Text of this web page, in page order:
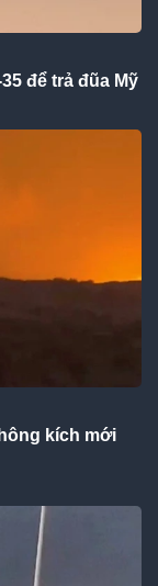
để trả đũa Mỹ
kích mới